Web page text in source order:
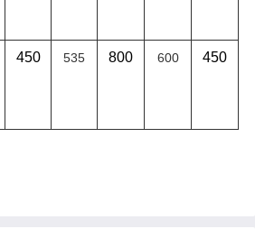
450 535 800 600 450